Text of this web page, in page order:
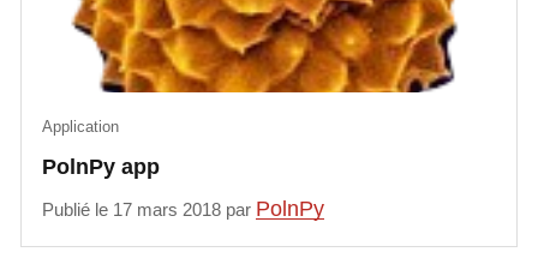
PolnPy app
Application
Publié le 17 mars 2018 par PolnPy